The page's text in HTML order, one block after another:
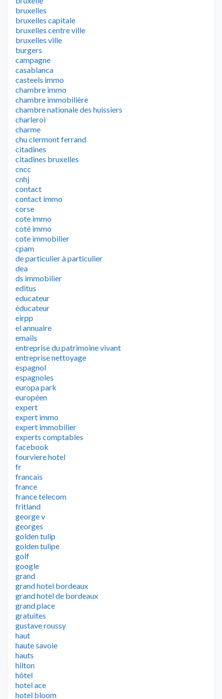
bruxelles
bruxelles capitale
bruxelles centre ville
bruxelles ville
burgers
campagne
casablanca
casteels immo
chambre immo
chambre immobilière
chambre nationale des huissiers
charleroi
charme
chu clermont ferrand
citadines
citadines bruxelles
cncc
cnhj
contact
contact immo
corse
cote immo
coté immo
cote immobilier
cpam
de particulier à particulier
dea
ds immobilier
editus
educateur
éducateur
eirpp
el annuaire
emails
entreprise du patrimoine vivant
entreprise nettoyage
espagnol
espagnoles
europa park
européen
expert
expert immo
expert immobilier
experts comptables
facebook
fourviere hotel
fr
francais
france
france telecom
fritland
george v
georges
golden tulip
golden tulipe
golf
google
grand
grand hotel bordeaux
grand hotel de bordeaux
grand place
gratuites
gustave roussy
haut
haute savoie
hauts
hilton
hôtel
hotel ace
hotel bloom